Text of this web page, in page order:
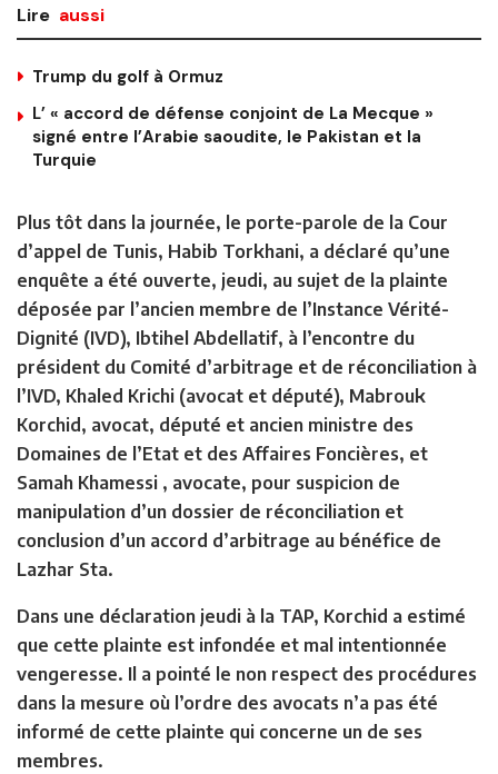
Lire aussi
Trump du golf à Ormuz
L’ « accord de défense conjoint de La Mecque »
signé entre l’Arabie saoudite, le Pakistan et la
Turquie
Plus tôt dans la journée, le porte-parole de la Cour
d’appel de Tunis, Habib Torkhani, a déclaré qu’une
enquête a été ouverte, jeudi, au sujet de la plainte
déposée par l’ancien membre de l’Instance Vérité-
Dignité (IVD), Ibtihel Abdellatif, à l’encontre du
président du Comité d’arbitrage et de réconciliation à
l’IVD, Khaled Krichi (avocat et député), Mabrouk
Korchid, avocat, député et ancien ministre des
Domaines de l’Etat et des Affaires Foncières, et
Samah Khamessi , avocate, pour suspicion de
manipulation d’un dossier de réconciliation et
conclusion d’un accord d’arbitrage au bénéfice de
Lazhar Sta.
Dans une déclaration jeudi à la TAP, Korchid a estimé
que cette plainte est infondée et mal intentionnée
vengeresse. Il a pointé le non respect des procédures
dans la mesure où l’ordre des avocats n’a pas été
informé de cette plainte qui concerne un de ses
membres.